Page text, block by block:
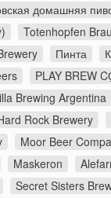
домашняя
Totenhopfen
Пинта
PLAY BREW
Brewing Argentina
Rock Brewery
Moor Beer
Maskeron
Secret Sisters